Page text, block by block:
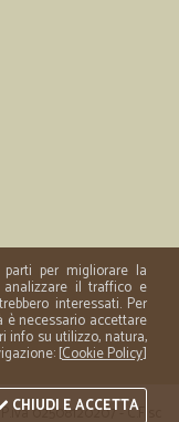
02508120207 - C.Fisc
per migliorare la
analizzare il traffico e
interessati. Per
è necessario accettare
info su utilizzo, natura,
[Cookie Policy]
CHIUDI E ACCETTA